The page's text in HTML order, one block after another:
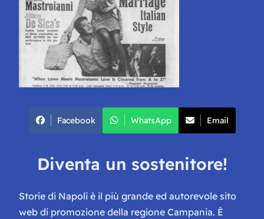
Facebook WhatsApp Email
Diventa un sostenitore!
Storie di Napoli è il più grande ed autorevole sito
web di promozione della regione Campania. È